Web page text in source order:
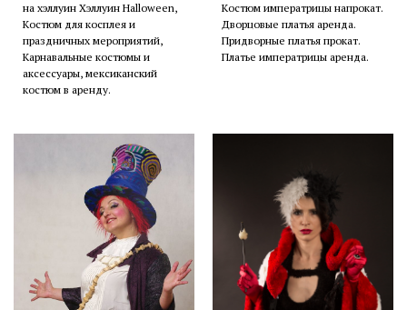
на хэллуин Хэллуин Halloween,
Костюм для косплея и
праздничных мероприятий,
Карнавальные костюмы и
аксессуары, мексиканский
костюм в аренду.
Костюм императрицы напрокат.
Дворцовые платья аренда.
Придворные платья прокат.
Платье императрицы аренда.